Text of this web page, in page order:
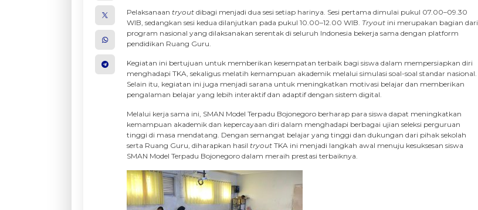
Pelaksanaan tryout dibagi menjadi dua sesi setiap harinya. Sesi pertama dimulai pukul 07.00–09.30
WIB, sedangkan sesi kedua dilanjutkan pada pukul 10.00–12.00 WIB. Tryout ini merupakan bagian dari
program nasional yang dilaksanakan serentak di seluruh Indonesia bekerja sama dengan platform
pendidikan Ruang Guru.
Kegiatan ini bertujuan untuk memberikan kesempatan terbaik bagi siswa dalam mempersiapkan diri
menghadapi TKA, sekaligus melatih kemampuan akademik melalui simulasi soal-soal standar nasional.
Selain itu, kegiatan ini juga menjadi sarana untuk meningkatkan motivasi belajar dan memberikan
pengalaman belajar yang lebih interaktif dan adaptif dengan sistem digital.
Melalui kerja sama ini, SMAN Model Terpadu Bojonegoro berharap para siswa dapat meningkatkan
kemampuan akademik dan kepercayaan diri dalam menghadapi berbagai ujian seleksi perguruan
tinggi di masa mendatang. Dengan semangat belajar yang tinggi dan dukungan dari pihak sekolah
serta Ruang Guru, diharapkan hasil tryout TKA ini menjadi langkah awal menuju kesuksesan siswa
SMAN Model Terpadu Bojonegoro dalam meraih prestasi terbaiknya.